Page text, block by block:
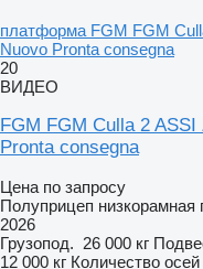
платформа FGM FGM
Nuovo Pronta consegna
20
ВИДЕО
FGM FGM Culla 2
Pronta consegna
Цена по запросу
Полуприцеп
2026
Грузопод. 26 000 кг
12 000 кг Количество осей